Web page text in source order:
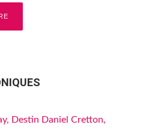
Destin Daniel Cretton,